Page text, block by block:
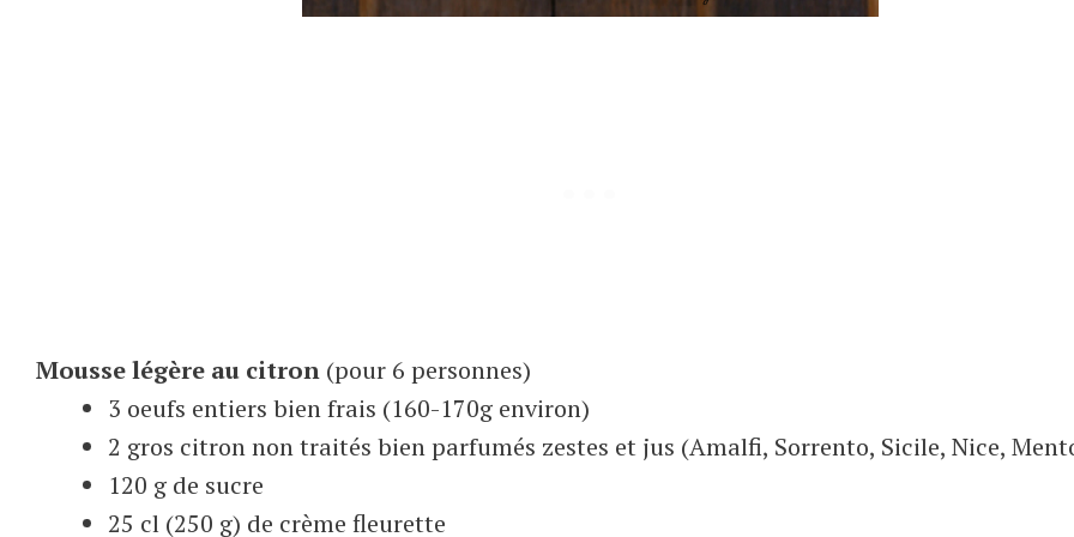
Mousse légère au citron (pour 6 personnes)
3 oeufs entiers bien frais (160-170g environ)
2 gros citron non traités bien parfumés zestes et jus (Amalfi, Sorrento, Sicile, Nice,
120 g de sucre
25 cl (250 g) de crème fleurette